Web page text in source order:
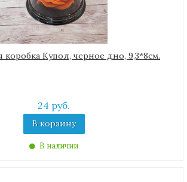
коробка Купол, черное дно, 9,3*8см.
24 руб.
В корзину
В наличии